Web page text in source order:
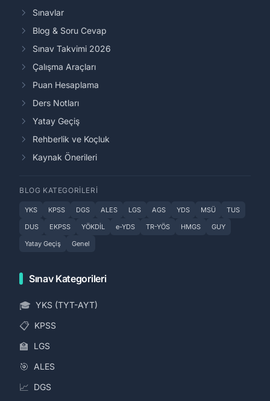
Sınavlar
Blog & Soru Cevap
Sınav Takvimi 2026
Çalışma Araçları
Puan Hesaplama
Ders Notları
Yatay Geçiş
Rehberlik ve Koçluk
Kaynak Önerileri
BLOG KATEGORILERI
YKS KPSS DGS ALES LGS AGS YDS MSÜ
TUS
DUS
EKPSS YÖKDİL e-YDS TR-YÖS HMGS
GUY
Yatay Geçiş
Genel
Sınav Kategorileri
🎓 YKS (TYT-AYT)
📋 KPSS
🏫 LGS
🎯 ALES
📈 DGS